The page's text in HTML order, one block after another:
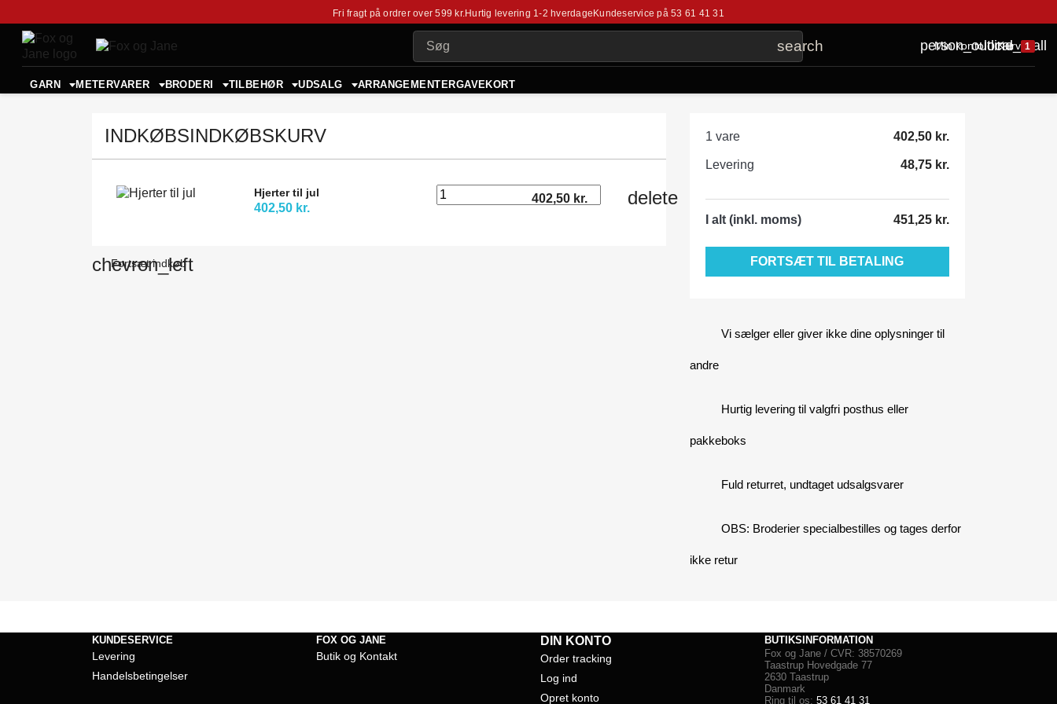
Fri fragt på ordrer over 599 kr. Hurtig levering 1-2 hverdageKundeservice på53 61 41 31
search person_outline
Min kontolocal_mall
Kurv 1
GARN METERVARER BRODERI TILBEHØR UDSALG ARRANGEMENTERGAVEKORT
INDKØBSINDKØBSKURV
Hjerter til jul
402,50 kr.
402,50 kr. delete
chevron_left
Fortsæt indkøb
1 vare 402,50 kr.
Levering 48,75 kr.
I alt (inkl. moms) 451,25 kr.
FORTSÆT TIL BETALING
Vi sælger eller giver ikke dine oplysninger til
andre
Hurtig levering til valgfri posthus eller
pakkeboks
Fuld returret, undtaget udsalgsvarer
OBS: Broderier specialbestilles og tages derfor
ikke retur
KUNDESERVICE
Levering
Handelsbetingelser
FOX OG JANE
Butik og Kontakt
DIN KONTO
Order tracking
Log ind
Opret konto
BUTIKSINFORMATION
Fox og Jane / CVR: 38570269
Taastrup Hovedgade 77
2630 Taastrup
Danmark
Ring til os: 53 61 41 31